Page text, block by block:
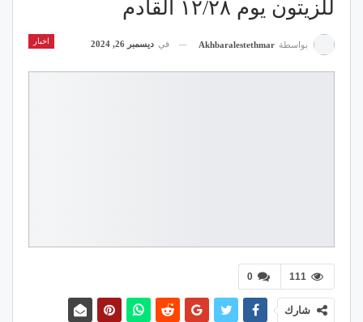
للزيتون يوم ١٢/٢٨ القادم
اخبار بواسطة Akhbaralestethmar في ديسمبر 26, 2024
0 111
شارك